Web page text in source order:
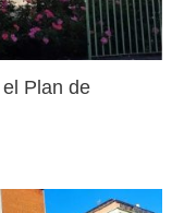
Plan de